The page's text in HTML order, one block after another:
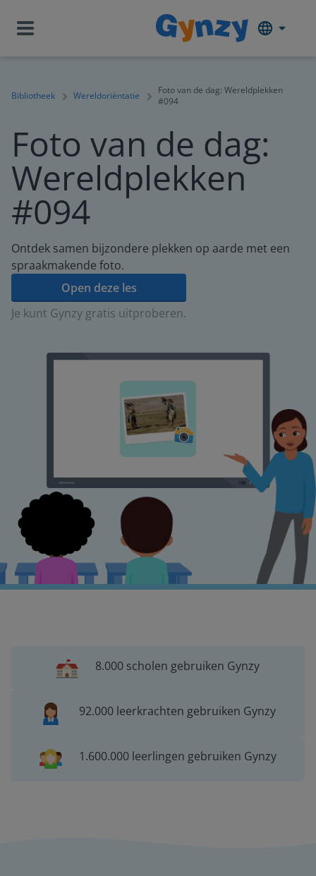
Bibliotheek Wereldoriëntatie
Foto van de dag: Wereldplekken
#094
Foto van de dag:
Wereldplekken
#094
Ontdek samen bijzondere plekken op aarde met een
spraakmakende foto.
Open deze les
Je kunt Gynzy gratis uitproberen.
8.000 scholen gebruiken Gynzy
92.000 leerkrachten gebruiken Gynzy
1.600.000 leerlingen gebruiken Gynzy